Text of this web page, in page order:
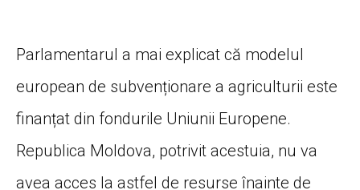
Parlamentarul a mai explicat că modelul
european de subvenționare a agriculturii este
finanțat din fondurile Uniunii Europene.
Republica Moldova, potrivit acestuia, nu va
avea acces la astfel de resurse înainte de